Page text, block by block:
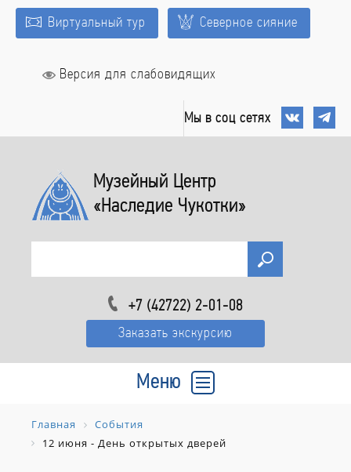
Виртуальный тур Северное сияние
Версия для слабовидящих
Мы в соц сетях
Музейный Центр
«Наследие Чукотки»
+7 (42722) 2-01-08
Заказать экскурсию
Меню
Главная
События
12 июня - День открытых дверей